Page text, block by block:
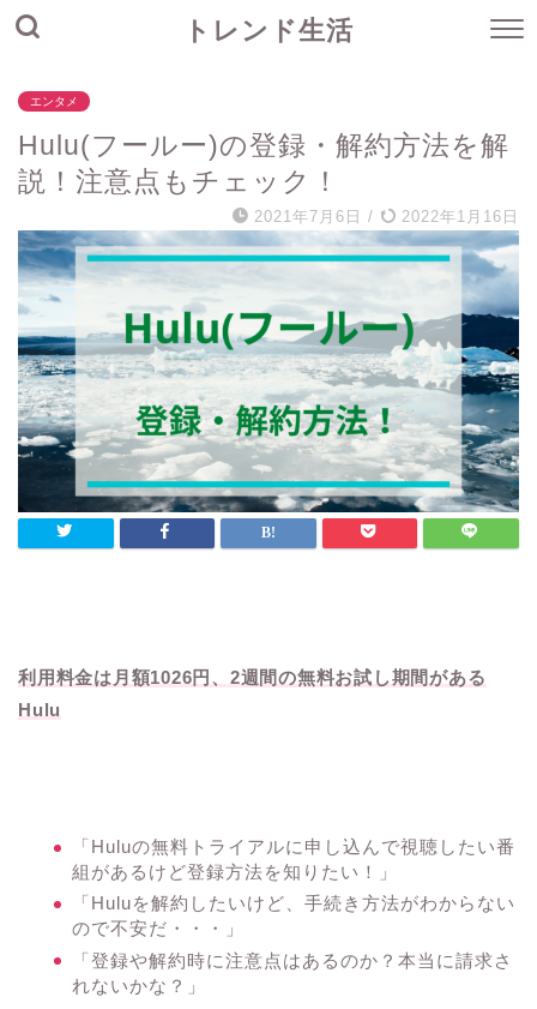
トレンド生活
エンタメ
Hulu(フールー)の登録・解約方法を解
説！注意点もチェック！
2021年7月6日 / 2022年1月16日
利用料金は月額1026円、2週間の無料お試し期間がある
Hulu
「Huluの無料トライアルに申し込んで視聴したい番
組があるけど登録方法を知りたい！」
「Huluを解約したいけど、手続き方法がわからない
ので不安だ・・・」
「登録や解約時に注意点はあるのか？本当に請求さ
れないかな？」